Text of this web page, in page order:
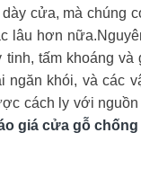
cửa, mà chúng
lâu hơn nữa.
tấm khoáng
ngăn khói, và các
cách ly với
giá cửa gỗ